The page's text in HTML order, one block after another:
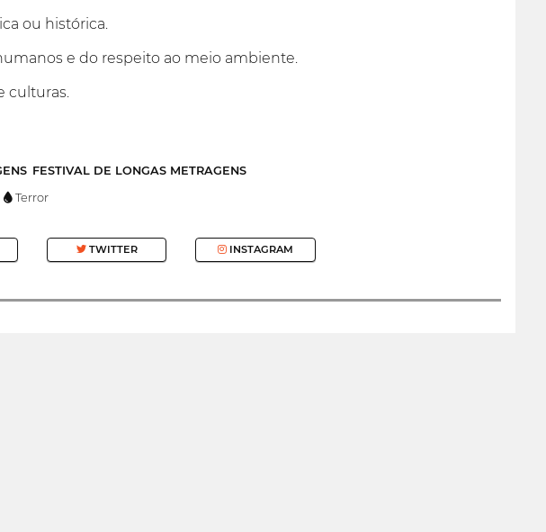
ou histórica.
e do respeito ao meio ambiente.
culturas.
FESTIVAL DE LONGAS METRAGENS
Terror
TWITTER INSTAGRAM